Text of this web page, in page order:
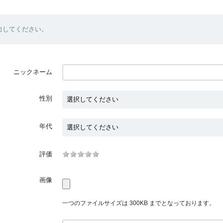
てください。
ニックネーム
性別
年代
評価
画像
一つのファイルサイズは 300KB までとなっております。